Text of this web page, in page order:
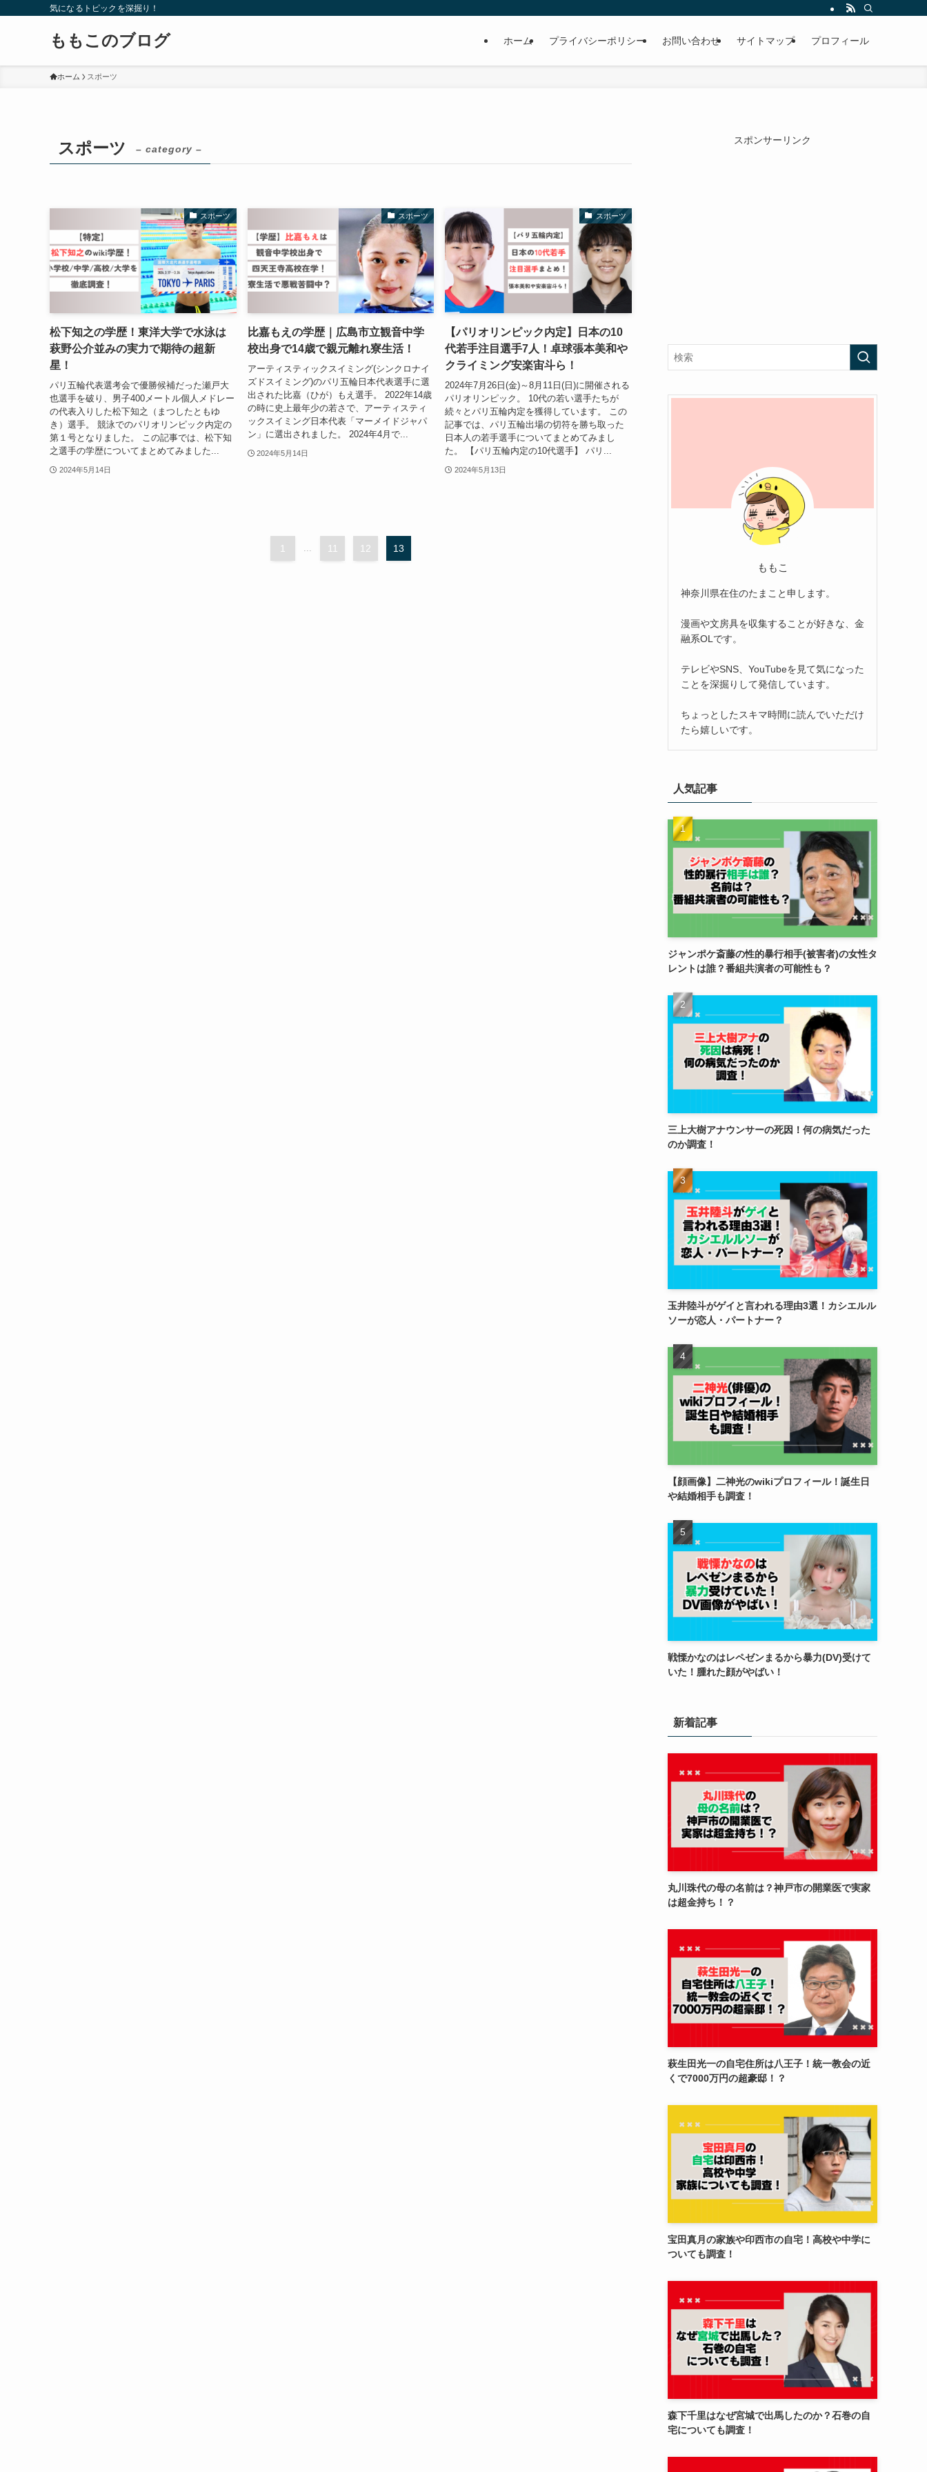
気になるトピックを深掘り！
ももこのブログ ホーム プライバシーポリシー お問い合わせ サイトマップ プロフィール
ホーム スポーツ
スポーツ – category –
スポーツ
松下知之の学歴！東洋大学で水泳は
萩野公介並みの実力で期待の超新
星！
パリ五輪代表選考会で優勝候補だった瀬戸大
也選手を破り、男子400メートル個人メドレー
の代表入りした松下知之（まつしたともゆ
き）選手。 競泳でのパリオリンピック内定の
第１号となりました。 この記事では、松下知
之選手の学歴についてまとめてみました...
2024年5月14日
スポーツ
比嘉もえの学歴｜広島市立観音中学
校出身で14歳で親元離れ寮生活！
アーティスティックスイミング(シンクロナイ
ズドスイミング)のパリ五輪日本代表選手に選
出された比嘉（ひが）もえ選手。 2022年14歳
の時に史上最年少の若さで、アーティスティ
ックスイミング日本代表「マーメイドジャパ
ン」に選出されました。 2024年4月で...
2024年5月14日
スポーツ
【パリオリンピック内定】日本の10
代若手注目選手7人！卓球張本美和や
クライミング安楽宙斗ら！
2024年7月26日(金)～8月11日(日)に開催される
パリオリンピック。 10代の若い選手たちが
続々とパリ五輪内定を獲得しています。 この
記事では、パリ五輪出場の切符を勝ち取った
日本人の若手選手についてまとめてみまし
た。 【パリ五輪内定の10代選手】 パリ...
2024年5月13日
1 11 12 13
スポンサーリンク
ももこ
神奈川県在住のたまこと申します。
漫画や文房具を収集することが好きな、金
融系OLです。
テレビやSNS、YouTubeを見て気になった
ことを深掘りして発信しています。
ちょっとしたスキマ時間に読んでいただけ
たら嬉しいです。
人気記事
ジャンポケ斎藤の性的暴行相手(被害者)の女性タ
レントは誰？番組共演者の可能性も？
三上大樹アナウンサーの死因！何の病気だった
のか調査！
玉井陸斗がゲイと言われる理由3選！カシエルル
ソーが恋人・パートナー？
【顔画像】二神光のwikiプロフィール！誕生日
や結婚相手も調査！
戦慄かなのはレペゼンまるから暴力(DV)受けて
いた！腫れた顔がやばい！
新着記事
丸川珠代の母の名前は？神戸市の開業医で実家
は超金持ち！？
萩生田光一の自宅住所は八王子！統一教会の近
くで7000万円の超豪邸！？
宝田真月の家族や印西市の自宅！高校や中学に
ついても調査！
森下千里はなぜ宮城で出馬したのか？石巻の自
宅についても調査！